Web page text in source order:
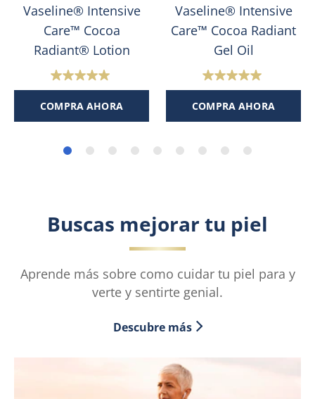
Vaseline® Intensive
Care™ Cocoa
Radiant® Lotion
5.0
de
2
COMPRA AHORA
Vaseline® Intensive
Care™ Cocoa Radiant
Gel Oil
5.0
de
COMPRA AHORA
Buscas mejorar tu piel
Aprende más sobre como cuidar tu piel para y
verte y sentirte genial.
Descubre más